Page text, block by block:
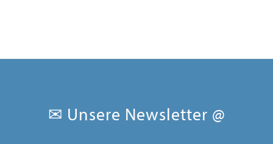
✉ Unsere Newsletter @